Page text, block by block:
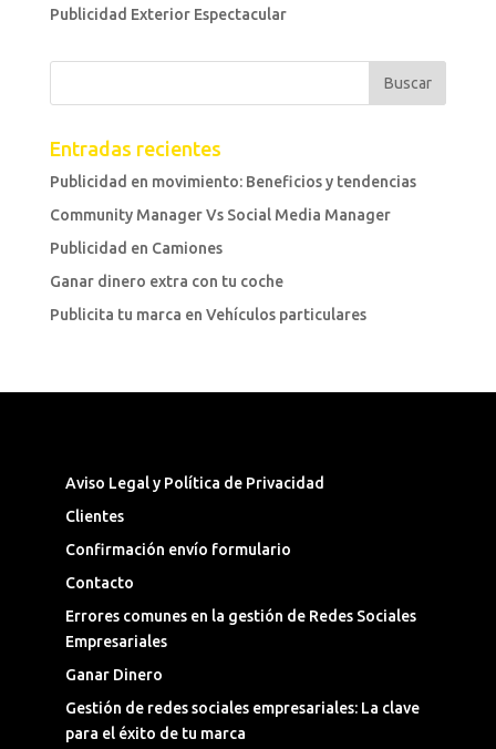
Publicidad Exterior Espectacular
Entradas recientes
Publicidad en movimiento: Beneficios y tendencias
Community Manager Vs Social Media Manager
Publicidad en Camiones
Ganar dinero extra con tu coche
Publicita tu marca en Vehículos particulares
Aviso Legal y Política de Privacidad
Clientes
Confirmación envío formulario
Contacto
Errores comunes en la gestión de Redes Sociales
Empresariales
Ganar Dinero
Gestión de redes sociales empresariales: La clave
para el éxito de tu marca